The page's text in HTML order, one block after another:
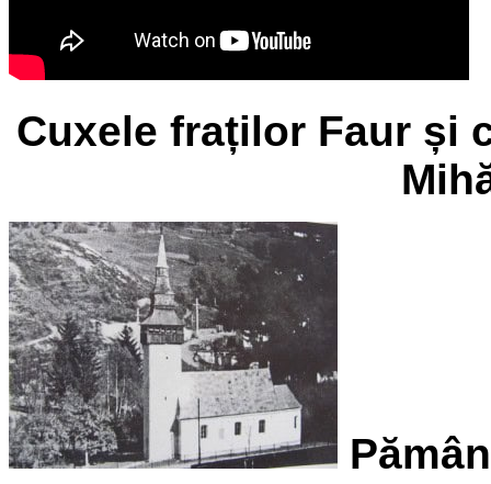
Cuxele fraților Faur și